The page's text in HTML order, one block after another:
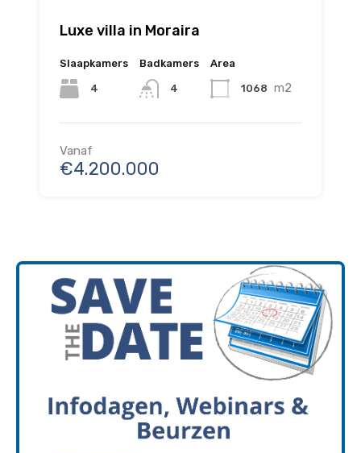
Luxe villa in Moraira
Slaapkamers
4
Badkamers
4
Area
1068 m2
Vanaf
€4.200.000